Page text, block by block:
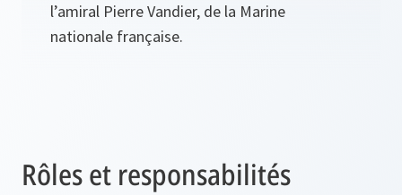
l’amiral Pierre Vandier, de la Marine
nationale française.
Rôles et responsabilités